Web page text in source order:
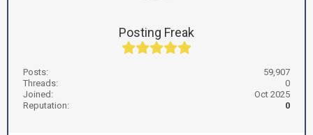
Posting Freak
Posts:
59,907
Threads:
0
Joined:
Oct 2025
Reputation:
0